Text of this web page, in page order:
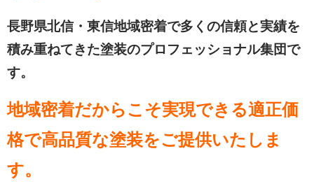
長野県北信・東信地域密着で多くの信頼と実績を
積み重ねてきた塗装のプロフェッショナル集団で
す。
地域密着だからこそ実現できる適正価
格で高品質な塗装をご提供いたしま
す。